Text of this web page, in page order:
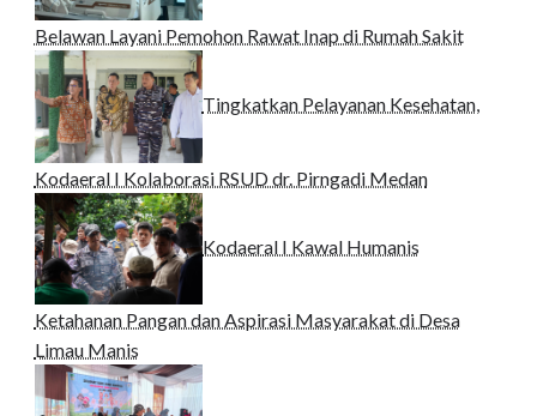
Belawan Layani Pemohon Rawat Inap di Rumah Sakit
Tingkatkan Pelayanan Kesehatan,
Kodaeral I Kolaborasi RSUD dr. Pirngadi Medan‎
Kodaeral I Kawal Humanis
Ketahanan Pangan dan Aspirasi Masyarakat di Desa
Limau Manis